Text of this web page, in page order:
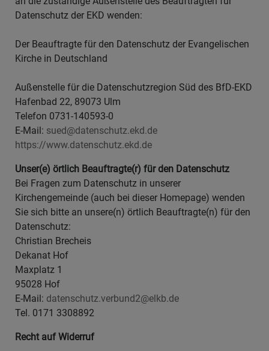
Datenschutz der EKD wenden:
Der Beauftragte für den Datenschutz der Evangelischen
Kirche in Deutschland
Außenstelle für die Datenschutzregion Süd des BfD-EKD
Hafenbad 22, 89073 Ulm
Telefon 0731-140593-0
E-Mail: sued@datenschutz.ekd.de
https://www.datenschutz.ekd.de
Unser(e) örtlich Beauftragte(r) für den Datenschutz
Bei Fragen zum Datenschutz in unserer
Kirchengemeinde (auch bei dieser Homepage) wenden
Sie sich bitte an unsere(n) örtlich Beauftragte(n) für den
Datenschutz:
Christian Brecheis
Dekanat Hof
Maxplatz 1
95028 Hof
E-Mail: datenschutz.verbund2@elkb.de
Tel. 0171 3308892
Recht auf Widerruf